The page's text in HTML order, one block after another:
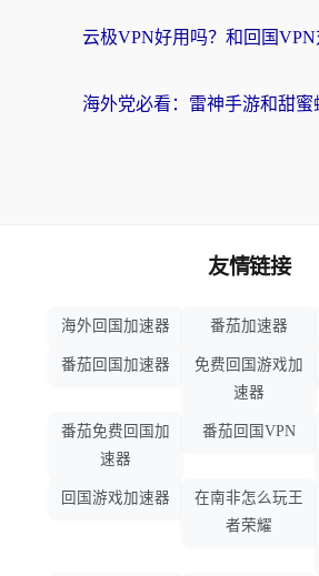
友情链接
海外回国加速器 番茄加速器
番茄回国加速器
免费回国游戏加
速器
番茄免费回国加
速器
番茄回国VPN
回国游戏加速器
在南非怎么玩王
者荣耀